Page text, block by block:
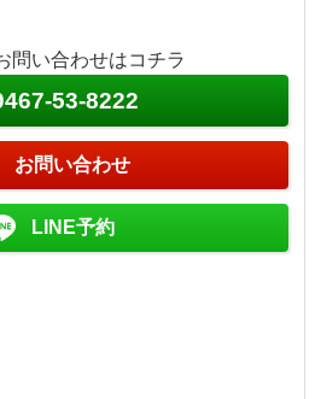
問い合わせはコチラ
53-8222
お問い合わせ
LINE予約